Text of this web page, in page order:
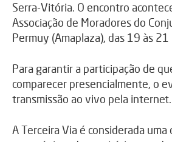
Serra-Vitória. O encontro
Associação de Moradores do
Permuy (Amaplaza), das 19 às 21
Para garantir a participação de
comparecer presencialmente, o
transmissão ao vivo pela internet.
A Terceira Via é considerada